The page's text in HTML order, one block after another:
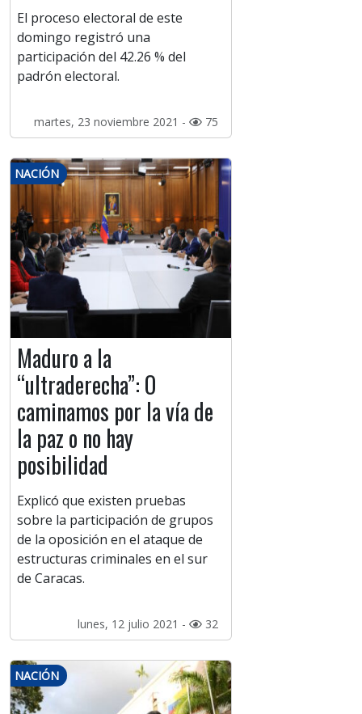
El proceso electoral de este
domingo registró una
participación del 42.26 % del
padrón electoral.
martes, 23 noviembre 2021 - 75
NACIÓN
Maduro a la
“ultraderecha”: O
caminamos por la vía de
la paz o no hay
posibilidad
Explicó que existen pruebas
sobre la participación de grupos
de la oposición en el ataque de
estructuras criminales en el sur
de Caracas.
lunes, 12 julio 2021 - 32
NACIÓN